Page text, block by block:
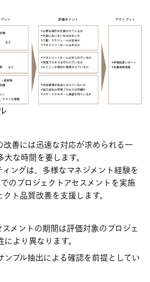
改善には迅速な対応が求められる一
な時間を要します。
ングは、多様なマネジメント経験を
のプロジェクトアセスメントを実施
ト品質改善を支援します。
スメントの期間は評価対象のプロジェ
より異なります。
ンプル抽出による確認を前提としてい